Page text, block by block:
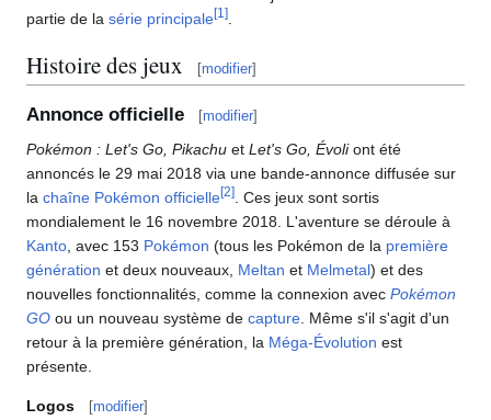
partie de la série principale[1 ]
Histoire des jeux [modifier]
Annonce officielle [modifier]
Pokémon : Let's Go, Pikachu et Let's Go, Évoliont été
annoncés le 29 mai 2018 via une bande-annonce diffusée sur
la chaîne Pokémon officielle[2]
. Ces jeux sont sortis
mondialement le 16 novembre 2018. L'aventure se déroule à
Kanto , avec 153 Pokémon (tous les Pokémon de la première
génération et deux nouveaux, Meltan et Melmetal) et des
nouvelles fonctionnalités, comme la connexion avec Pokémon
GO ou un nouveau système de capture . Même s'il s'agit d'un
retour à la première génération, la Méga-Évolution est
présente.
Logos [modifier]